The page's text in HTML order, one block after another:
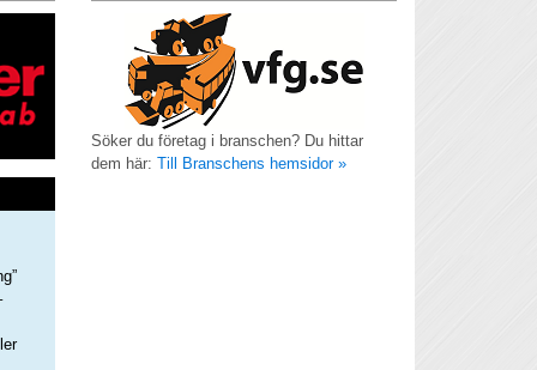
Söker du företag i branschen? Du hittar
dem här: Till Branschens hemsidor »